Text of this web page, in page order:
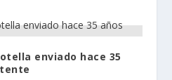
enviado hace 35